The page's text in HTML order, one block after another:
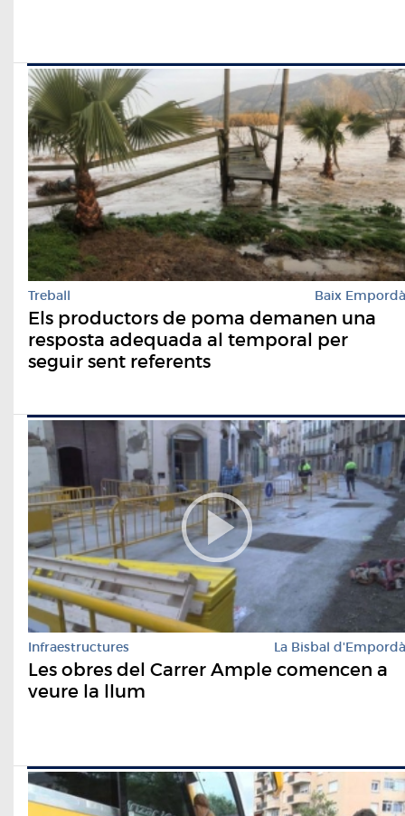
Treball Baix Empordà
Els productors de poma demanen una
resposta adequada al temporal per
seguir sent referents
Infraestructures La Bisbal d'Empordà
Les obres del Carrer Ample comencen a
veure la llum